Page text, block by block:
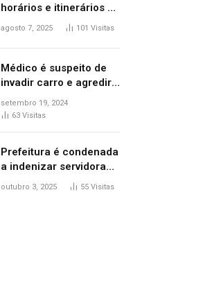
horários e itinerários de
ônibus a usuários do
agosto 7, 2025 101 Visitas
Médico é suspeito de
invadir carro e agredir
delegado aposentado
durante confusão no
setembro 19, 2024
63 Visitas
Prefeitura é condenada
a indenizar servidora
temporária demitida
outubro 3, 2025 55 Visitas